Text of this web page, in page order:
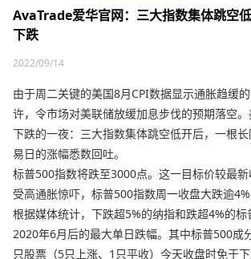
AvaTrade爱华官网：三大指数集体跳空
下跌
2022/09/14
由于周二关键的美国8月CPI数据显示通胀趋缓
许，令市场对美联储放缓加息步伐的预期落空
下跌的一夜：三大指数集体跳空低开后，一根
易日的涨幅悉数回吐。
标普500指数将跌至3000点。这一目标价较最新
受高通胀惊吓，标普500指数周一收盘大跌逾4%
根据媒体统计，下跌超5%的纳指和跌超4%的
2020年6月后的最大单日跌幅。其中标普500成
只股票（5只上涨、1只平收）今天收盘时免于